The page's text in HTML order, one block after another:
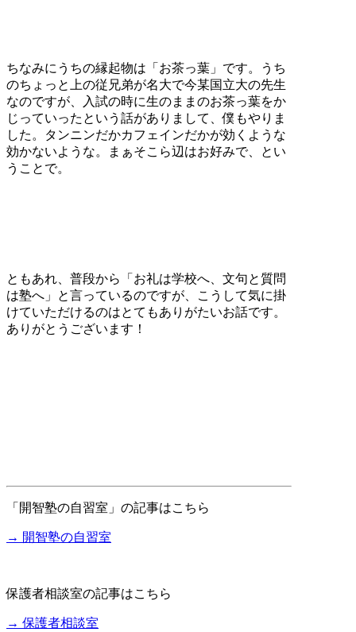
ちなみにうちの縁起物は「お茶っ葉」です。うち
のちょっと上の従兄弟が名大で今某国立大の先生
なのですが、入試の時に生のままのお茶っ葉をか
じっていったという話がありまして、僕もやりま
した。タンニンだかカフェインだかが効くような
効かないような。まぁそこら辺はお好みで、とい
うことで。
ともあれ、普段から「お礼は学校へ、文句と質問
は塾へ」と言っているのですが、こうして気に掛
けていただけるのはとてもありがたいお話です。
ありがとうございます！
「開智塾の自習室」の記事はこちら
→ 開智塾の自習室
保護者相談室の記事はこちら
→ 保護者相談室